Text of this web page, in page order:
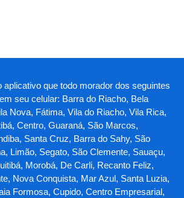
aplicativo que todo morador dos seguintes
seu celular: Barra do Riacho, Bela
Nova, Fátima, Vila do Riacho, Vila Rica,
Centro, Guaraná, São Marcos,
Santa Cruz, Barra do Sahy, São
Limão, Segato, São Clemente, Sauaçu,
Morobá, De Carli, Recanto Feliz,
Nova Conquista, Mar Azul, Santa Luzia,
Formosa, Cupido, Centro Empresarial,